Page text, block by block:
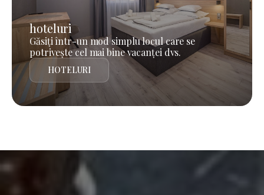
hoteluri
Găsiți într-un mod simplu locul care se
potrivește cel mai bine vacanței dvs.
HOTELURI